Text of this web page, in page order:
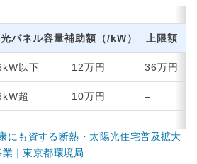
パネル容量補助額（/kW） 上限額
以下 12万円 36万円
超 10万円 –
にも資する断熱・太陽光住宅普及拡大
業｜東京都環境局